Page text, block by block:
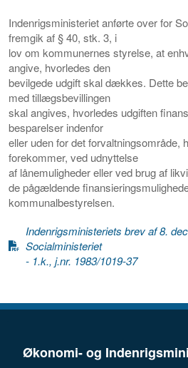
Indenrigsministeriet anførte over for
fremgik af § 40, stk. 3, i
lov om kommunernes styrelse, at
angive, hvorledes den
bevilgede udgift skal dækkes. Dette
med tillægsbevillingen
skal angives, hvorledes udgiften
besparelser indenfor
eller uden for det forvaltningsområde,
forekommer, ved udnyttelse
af lånemuligheder eller ved brug af
de pågældende
kommunalbestyrelsen.
Indenrigsministeriets brev af 8.
Socialministeriet
- 1.k., j.nr. 1983/1019-37
Økonomi- og